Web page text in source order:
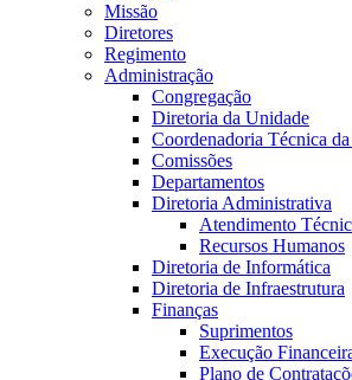
Missão
Diretores
Regimento
Administração
Congregação
Diretoria da Unidade
Coordenadoria Técnica
Comissões
Departamentos
Diretoria Administrativa
Atendimento
Recursos Humanos
Diretoria de Informática
Diretoria de Infraestrutura
Finanças
Suprimentos
Execução
Plano de